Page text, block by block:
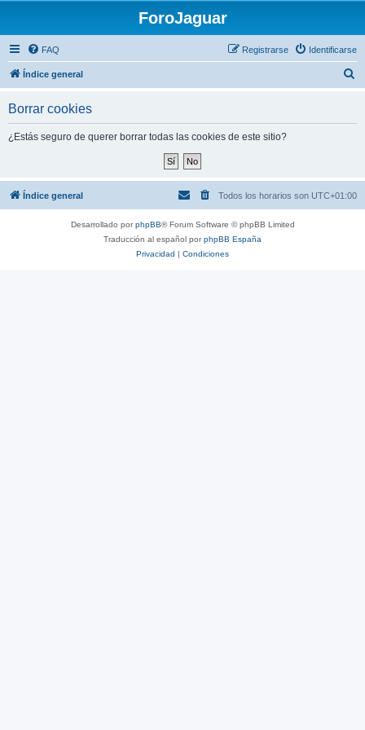
ForoJaguar
FAQ Identificarse
Registrarse
Índice general
Borrar cookies
¿Estás seguro de querer borrar todas las cookies de este sitio?
Índice general Todos los horarios son UTC+01:00
Desarrollado porphpBB® Forum Software © phpBB Limited
Traducción al español porphpBB España
Privacidad | Condiciones